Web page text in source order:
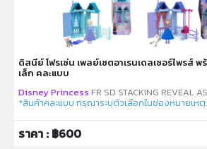
ดิสนีย์ โฟรเซ่น เพลย์เซตอาเรนเดลเซอร์ไพรส์
เล็ก คละแบบ
Disney Princess FR SD STACKING REVEAL
*สินค้าคละแบบ กรุณาระบุตัวเลือกในช่องหมายเห
ราคา : ฿600